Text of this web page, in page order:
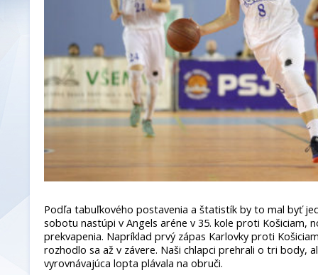
Podľa tabuľkového postavenia a štatistík by to mal byť
sobotu nastúpi v Angels aréne v 35. kole proti Košiciam,
prekvapenia. Napríklad prvý zápas Karlovky proti
rozhodlo sa až v závere. Naši chlapci prehrali o tri body,
vyrovnávajúca lopta plávala na obruči.